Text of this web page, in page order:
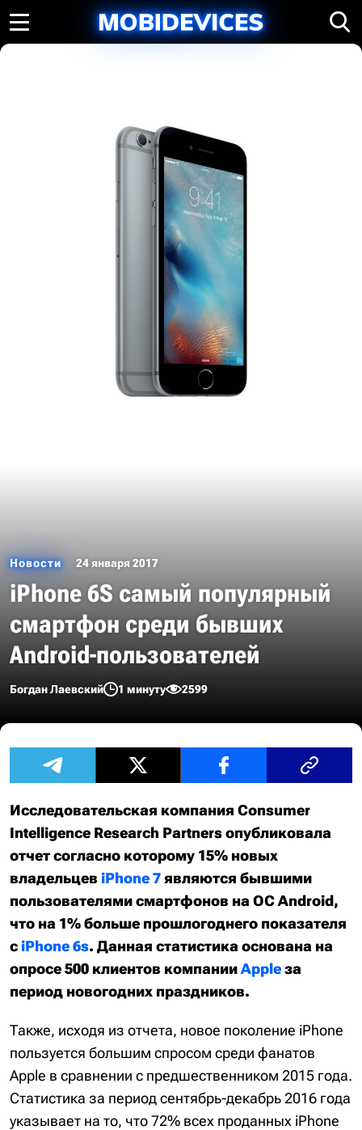
Новости 24 января 2017
iPhone 6S самый популярный
смартфон среди бывших
Android-пользователей
Богдан Лаевский 1 минуту 2599
Исследовательская компания Consumer
Intelligence Research Partners опубликовала
отчет согласно которому 15% новых
владельцев iPhone 7являются бывшими
пользователями смартфонов на ОС Android,
что на 1% больше прошлогоднего показателя
сiPhone 6s. Данная статистика основана на
опросе 500 клиентов компанииAppleза
период новогодних праздников.
Также, исходя из отчета, новое поколение iPhone
пользуется большим спросом среди фанатов
Apple в сравнении с предшественником 2015 года.
Статистика за период сентябрь-декабрь 2016 года
указывает на то, что 72% всех проданных iPhone